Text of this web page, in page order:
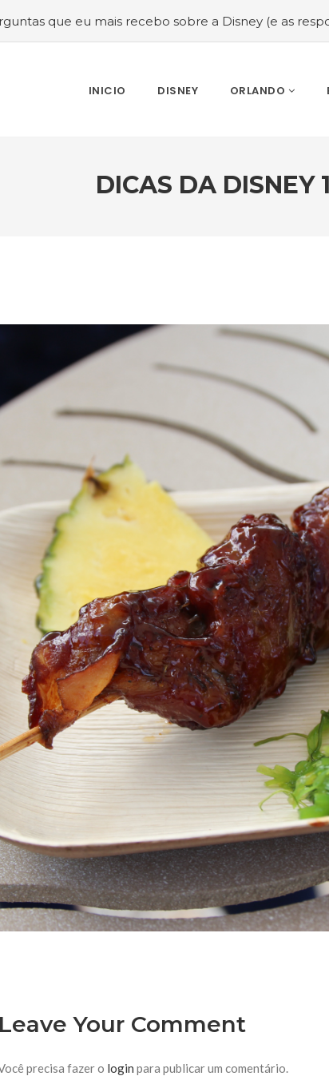
recebo sobre a Disney (e as respostas mais
INICIO DISNEY ORLANDO
DICAS DA DISNEY 1
Leave Your Comment
precisa fazer o login para publicar um comentário.